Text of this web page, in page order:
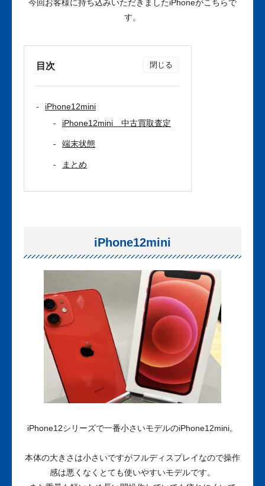
今回お客様に持ち込みいただきましたiPhoneがこちらで
す。
目次
iPhone12mini
iPhone12mini 中古買取査定
端末状態
まとめ
iPhone12mini
iPhone12シリーズで一番小さいモデルのiPhone12mini。
本体の大きさは小さいですがフルディスプレイなので操作
感は悪くなくとても使いやすいモデルです。